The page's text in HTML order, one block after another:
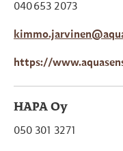
040653 2073
https://
HAPA Oy
050 301 3271